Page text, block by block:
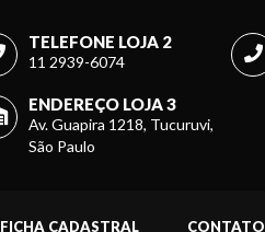
TELEFONE LOJA 2
11 2939-6074
ENDEREÇO LOJA 3
Av. Guapira 1218, Tucuruvi,
São Paulo
FICHA CADASTRAL CONTATO